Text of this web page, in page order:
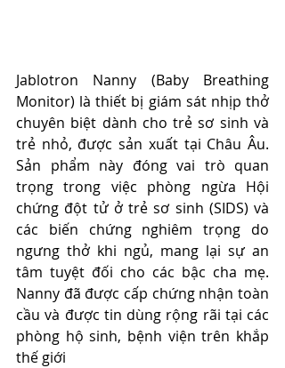
Jablotron Nanny (Baby Breathing
Monitor) là thiết bị giám sát nhịp thở
chuyên biệt dành cho trẻ sơ sinh và
trẻ nhỏ, được sản xuất tại Châu Âu.
Sản phẩm này đóng vai trò quan
trọng trong việc phòng ngừa Hội
chứng đột tử ở trẻ sơ sinh (SIDS) và
các biến chứng nghiêm trọng do
ngưng thở khi ngủ, mang lại sự an
tâm tuyệt đối cho các bậc cha mẹ.
Nanny đã được cấp chứng nhận toàn
cầu và được tin dùng rộng rãi tại các
phòng hộ sinh, bệnh viện trên khắp
thế giới